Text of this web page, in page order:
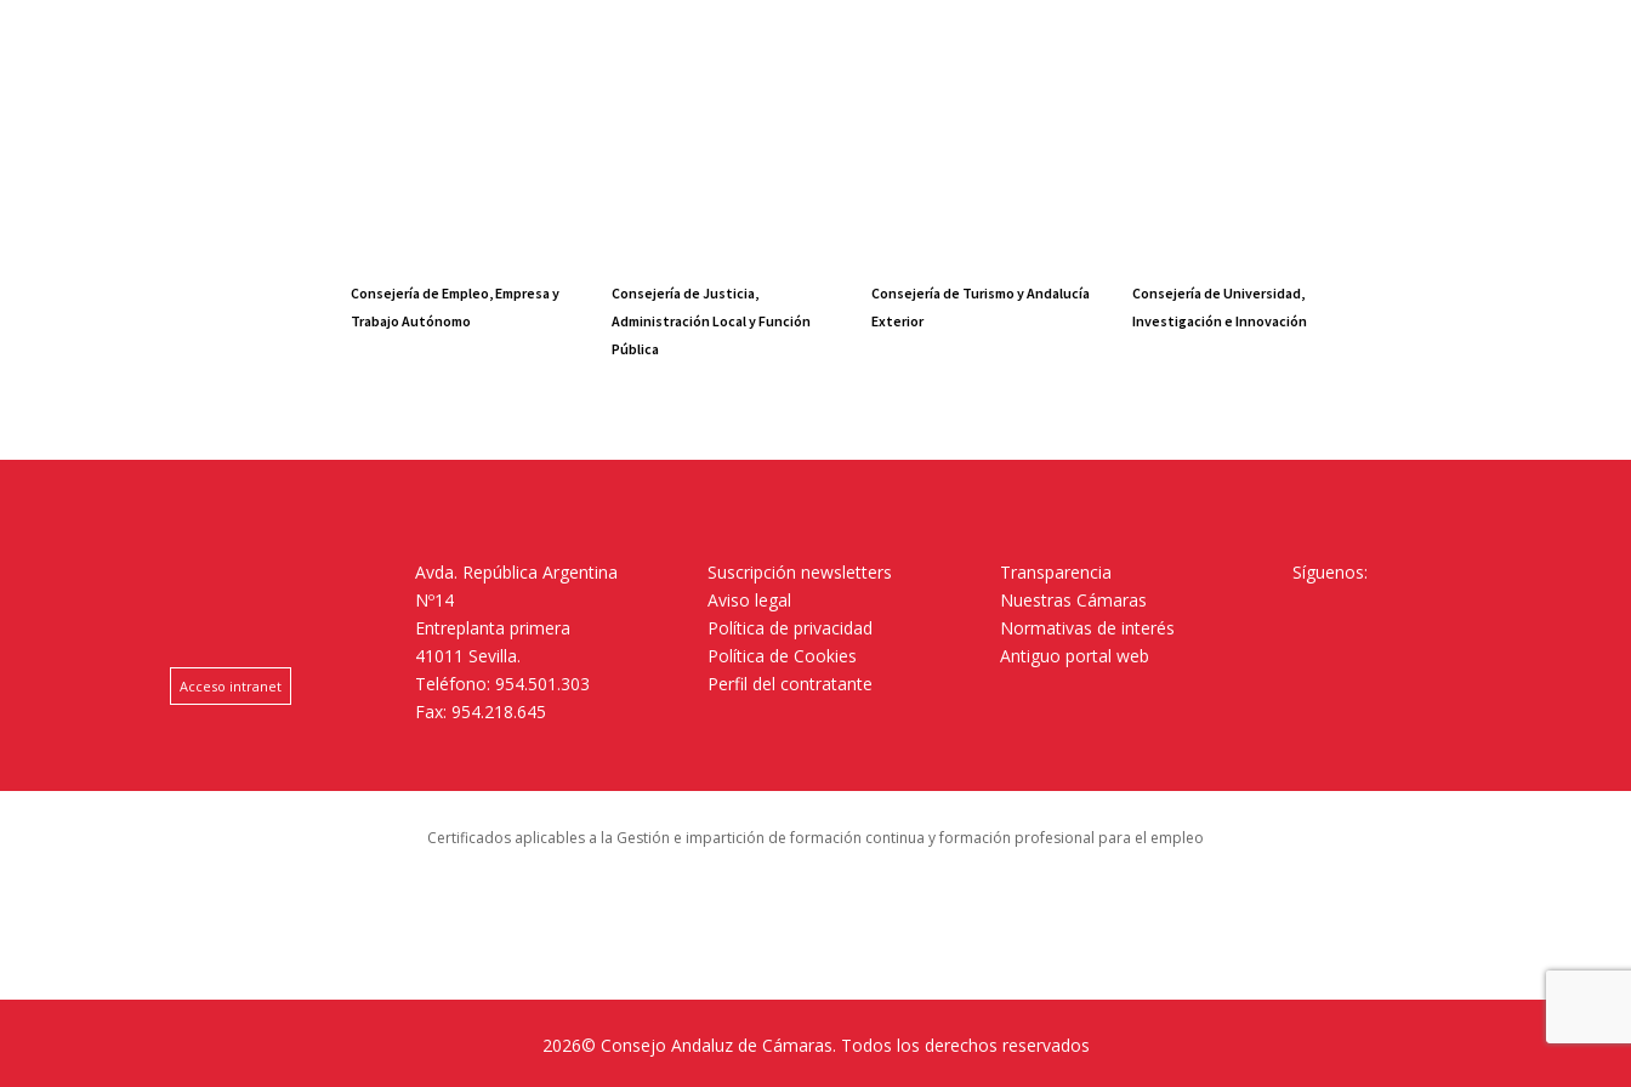
Consejería de Empleo, Empresa y
Trabajo Autónomo
Consejería de Justicia,
Administración Local y Función
Pública
Consejería de Turismo y Andalucía
Exterior
Consejería de Universidad,
Investigación e Innovación
Acceso intranet
Avda. República Argentina
Nº14
Entreplanta primera
41011 Sevilla.
Teléfono: 954.501.303
Fax: 954.218.645
Suscripción newsletters
Aviso legal
Política de privacidad
Política de Cookies
Perfil del contratante
Transparencia
Nuestras Cámaras
Normativas de interés
Antiguo portal web
Síguenos:
Certificados aplicables a la Gestión e impartición de formación continua y formación profesional para el empleo
2026© Consejo Andaluz de Cámaras. Todos los derechos reservados